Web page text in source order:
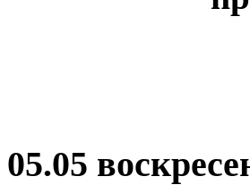
05.05